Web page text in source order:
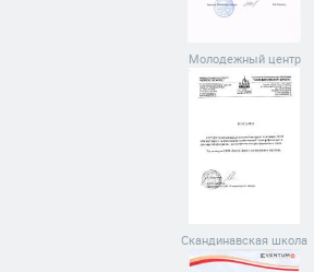
Молодежный центр
Скандинавская школа